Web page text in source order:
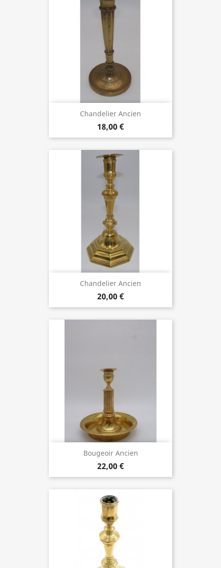
Chandelier Ancien
18,00 €
Chandelier Ancien
20,00 €
Bougeoir Ancien
22,00 €